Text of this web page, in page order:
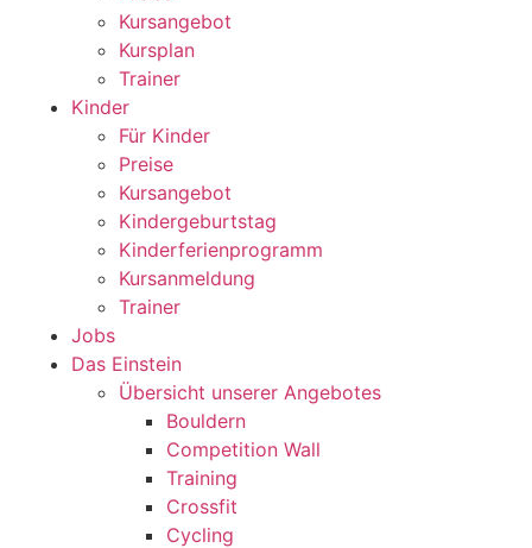
Kursangebot
Kursplan
Trainer
Kinder
Für Kinder
Preise
Kursangebot
Kindergeburtstag
Kinderferienprogramm
Kursanmeldung
Trainer
Jobs
Das Einstein
Übersicht unserer Angebotes
Bouldern
Competition Wall
Training
Crossfit
Cycling